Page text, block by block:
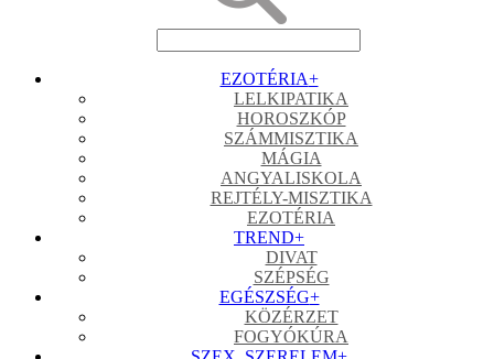
EZOTÉRIA+
LELKIPATIKA
HOROSZKÓP
SZÁMMISZTIKA
MÁGIA
ANGYALISKOLA
REJTÉLY-MISZTIKA
EZOTÉRIA
TREND+
DIVAT
SZÉPSÉG
EGÉSZSÉG+
KÖZÉRZET
FOGYÓKÚRA